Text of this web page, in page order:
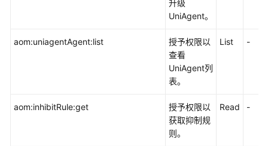
升级
UniAgent。
aom:uniagentAgent:list
授予权限以
查看
UniAgent列
表。
List -
aom:inhibitRule:get
授予权限以
获取抑制规
则。
Read -